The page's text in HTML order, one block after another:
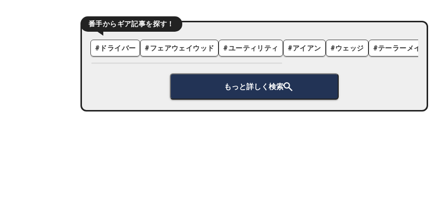
番手からギア記事を探す！
# ドライバー #フェアウェイウッド #ユーティリティ #アイアン #ウェッジ #テーラーメイド
もっと詳しく検索